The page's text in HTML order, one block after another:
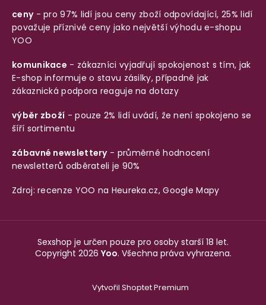
ceny- pro 97% lidí jsou ceny zboží odpovídající, 25% lidí
považuje příznivé ceny jako největší výhodu e-shopu
YOO
komunikace - zákazníci vyjadřují spokojenost s tím, jak
E-shop informuje o stavu zásilky, případně jak
zákaznická podpora reaguje na dotazy
výběr zboží - pouze 2% lidí uvádí, že není spokojeno se
šíří sortimentu
zábavné newslettery- průměrné hodnocení
newsletterů odběrateli je 90%
Zdroj: recenze YOO na Heureka.cz,Google Mapy
Vytvořil Shoptet Premium
Sexshop je určen pouze pro osoby starší 18 let.
Copyright 2026 Yoo. Všechna práva vyhrazena.